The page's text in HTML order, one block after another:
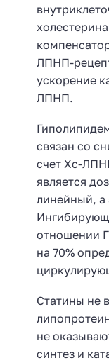
ЛПНП-
ускорение
ЛПНП.
связан со
счет Хс-
является
линейный, а
отношении
на 70%
Статины не
не
синтез и